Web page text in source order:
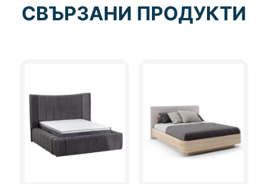
СВЪРЗАНИ ПРОДУКТИ